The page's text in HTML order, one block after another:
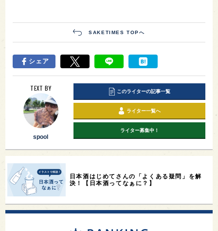
SAKETIMES TOPへ
シェア
TEXT BY
spool
このライターの記事一覧
ライター一覧へ
ライター募集中！
日本酒はじめてさんの「よくある疑問」を解
決！【日本酒ってなぁに？】